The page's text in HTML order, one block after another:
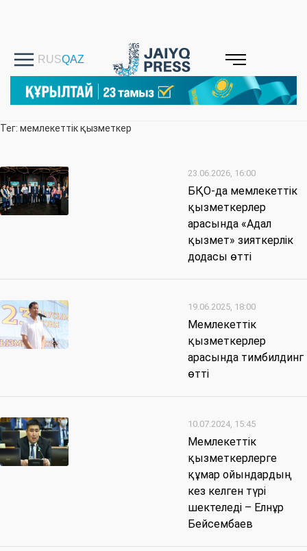
Тег: мемлекеттік қызметкер
23.06.2026, 16:00
БҚО-да мемлекеттік
қызметкерлер
арасында «Адал
қызмет» зияткерлік
додасы өтті
19.06.2025, 18:00
Мемлекеттік
қызметкерлер
арасында тимбилдинг
өтті
10.07.2024, 15:45
Мемлекеттік
қызметкерлерге
құмар ойындардың
кез келген түрі
шектеледі – Елнұр
Бейсембаев